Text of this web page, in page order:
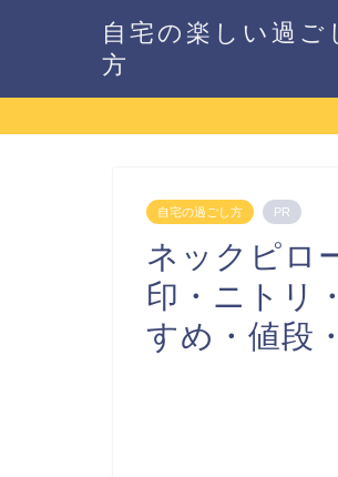
自宅の楽しい過ご
方
自宅の過ごし方 PR
ネックピロ
印・ニトリ
すめ・値段